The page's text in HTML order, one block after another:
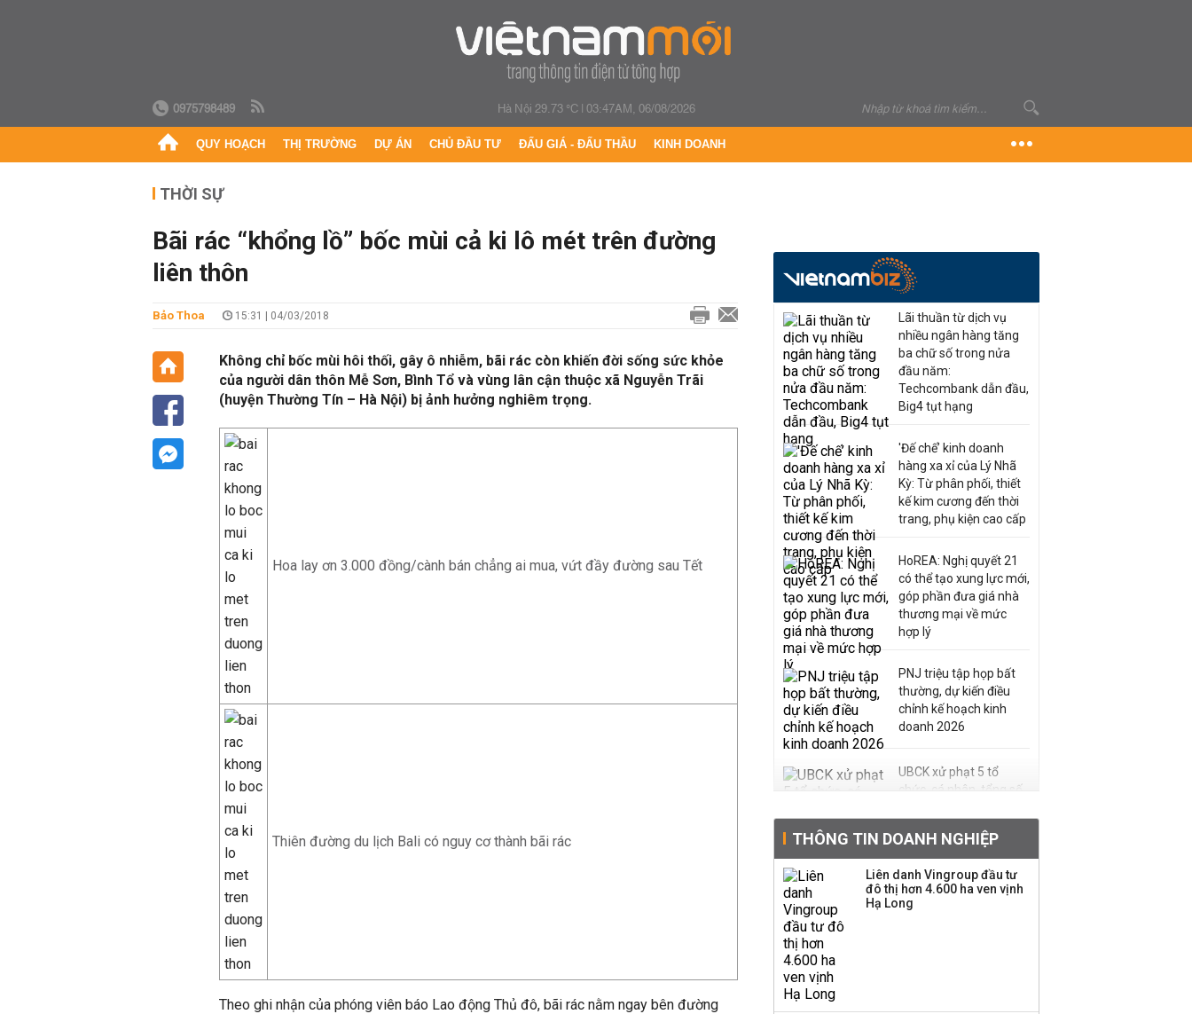
0975798489 Hà Nội 29.73 °C|03:47AM, 06/08/2026
QUY HOẠCH THỊ TRƯỜNG DỰ ÁN CHỦ ĐẦU TƯ ĐẤU GIÁ - ĐẤU THẦU KINH DOANH
THỜI SỰ
Bãi rác “khổng lồ” bốc mùi cả ki lô mét trên đường
liên thôn
Bảo Thoa 15:31 | 04/03/2018
Không chỉ bốc mùi hôi thối, gây ô nhiễm, bãi rác còn khiến đời sống sức khỏe
của người dân thôn Mễ Sơn, Bình Tổ và vùng lân cận thuộc xã Nguyễn Trãi
(huyện Thường Tín – Hà Nội) bị ảnh hưởng nghiêm trọng.
Hoa lay ơn 3.000 đồng/cành bán chẳng ai mua, vứt đầy đường sau Tết
Thiên đường du lịch Bali có nguy cơ thành bãi rác
Theo ghi nhận của phóng viên báo Lao động Thủ đô, bãi rác nằm ngay bên đường
Lãi thuần từ dịch vụ
nhiều ngân hàng tăng
ba chữ số trong nửa
đầu năm:
Techcombank dẫn đầu,
Big4 tụt hạng
'Đế chế’ kinh doanh
hàng xa xỉ của Lý Nhã
Kỳ: Từ phân phối, thiết
kế kim cương đến thời
trang, phụ kiện cao cấp
HoREA: Nghị quyết 21
có thể tạo xung lực mới,
góp phần đưa giá nhà
thương mại về mức
hợp lý
PNJ triệu tập họp bất
thường, dự kiến điều
chỉnh kế hoạch kinh
doanh 2026
UBCK xử phạt 5 tổ
chức, cá nhân, tổng số
Kinh Bắc dự kiến cho
thuê tối thiểu 100 ha
đất công nghiệp trong
THÔNG TIN DOANH NGHIỆP
Liên danh Vingroup đầu tư
đô thị hơn 4.600 ha ven vịnh
Hạ Long